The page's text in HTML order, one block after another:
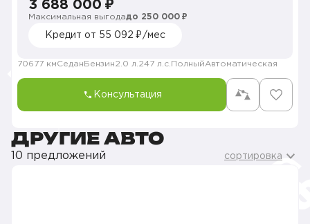
3 688 000 ₽
Максимальная выгодадо 250 000 ₽
Кредит от 55 092 ₽/мес
70677 кмСедан Бензин2.0 л. 247 л.с. ПолныйАвтоматическая
Консультация
ДРУГИЕ АВТО
10 предложений сортировка